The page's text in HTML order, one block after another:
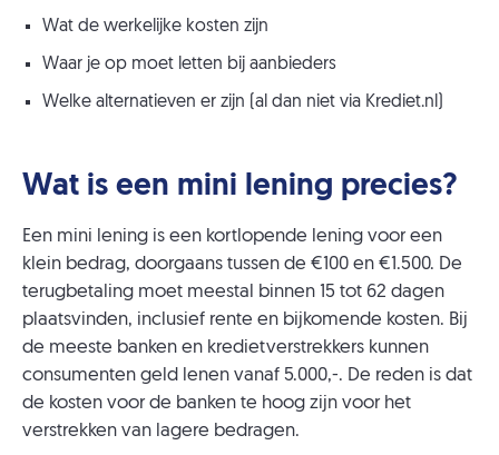
Wat de werkelijke kosten zijn
Waar je op moet letten bij aanbieders
Welke alternatieven er zijn (al dan niet via Krediet.nl)
Wat is een mini lening precies?
Een mini lening is een kortlopende lening voor een
klein bedrag, doorgaans tussen de €100 en €1.500. De
terugbetaling moet meestal binnen 15 tot 62 dagen
plaatsvinden, inclusief rente en bijkomende kosten. Bij
de meeste banken en kredietverstrekkers kunnen
consumenten geld lenen vanaf 5.000,-. De reden is dat
de kosten voor de banken te hoog zijn voor het
verstrekken van lagere bedragen.